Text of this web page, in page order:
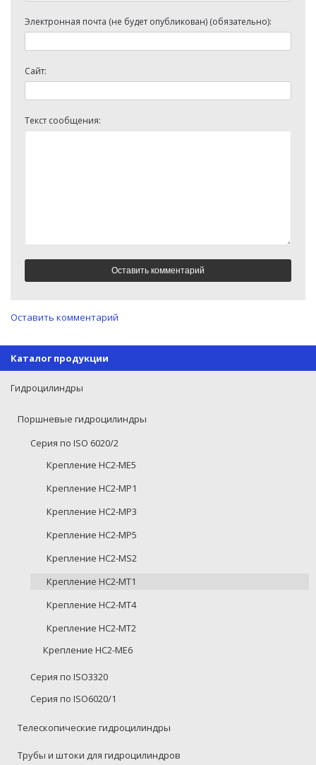
Электронная почта (не будет опубликован) (обязательно):
Сайт:
Текст сообщения:
Оставить комментарий
Каталог продукции
Гидроцилиндры
Поршневые гидроцилиндры
Серия по ISO 6020/2
Крепление HC2-ME5
Крепление HC2-MP1
Крепление HC2-MP3
Крепление HC2-MP5
Крепление HC2-MS2
Крепление HC2-MT1
Крепление HC2-MT4
Крепление HC2-MT2
Крепление HC2-ME6
Серия по ISO3320
Серия по ISO6020/1
Телескопические гидроцилиндры
Трубы и штоки для гидроцилиндров